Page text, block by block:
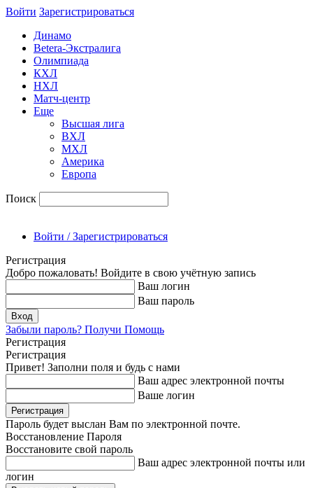
Войти Зарегиcтрироваться
Динамо
Betera-Экстралига
Олимпиада
КХЛ
НХЛ
Матч-центр
Еще
Высшая лига
ВХЛ
МХЛ
Америка
Европа
Поиск
Войти / Зарегистрироваться
Регистрация
Добро пожаловать! Войдите в свою учётную запись
Ваш логин
Ваш пароль
Забыли пароль? Получи Помощь
Регистрация
Регистрация
Привет! Заполни поля и будь с нами
Ваш адрес электронной почты
Ваше логин
Пароль будет выслан Вам по электронной почте.
Восстановление Пароля
Восстановите свой пароль
Ваш адрес электронной почты или
логин